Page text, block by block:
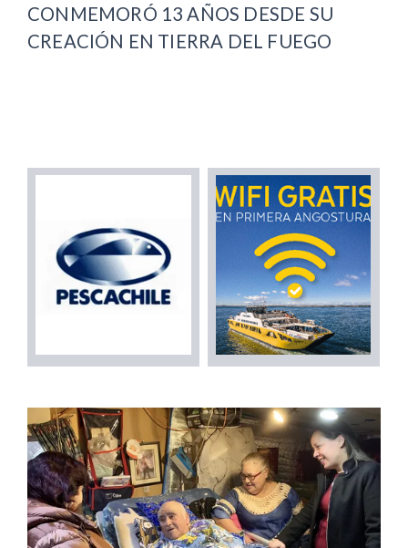
CONMEMORÓ 13 AÑOS DESDE SU
CREACIÓN EN TIERRA DEL FUEGO